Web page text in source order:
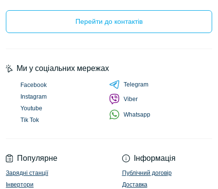
Перейти до контактів
Популярне
Зарядні станції
Інвертори
Інформація
Публічний договір
Доставка
Ми у соціальних мережах
Facebook
Instagram
Youtube
Tik Tok
Telegram
Viber
Whatsapp